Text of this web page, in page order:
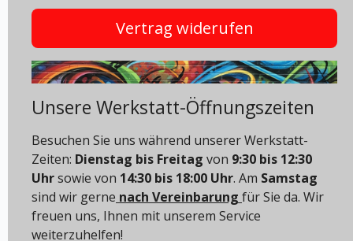
Vertrag widerufen
Unsere Werkstatt-Öffnungszeiten
Besuchen Sie uns während unserer Werkstatt-
Zeiten: Dienstag bis Freitag von 9:30 bis 12:30
Uhrsowie von 14:30 bis 18:00 Uhr. Am Samstag
sind wir gerne nach Vereinbarung für Sie da. Wir
freuen uns, Ihnen mit unserem Service
weiterzuhelfen!